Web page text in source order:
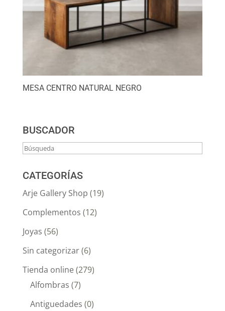
MESA CENTRO NATURAL NEGRO
BUSCADOR
CATEGORÍAS
Arje Gallery Shop (19)
Complementos (12)
Joyas (56)
Sin categorizar(6)
Tienda online(279)
Alfombras (7)
Antiguedades (0)